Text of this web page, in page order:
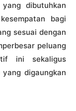
dibutuhkan
bagi
sesuai dengan
peluang
ini sekaligus
yang digaungkan